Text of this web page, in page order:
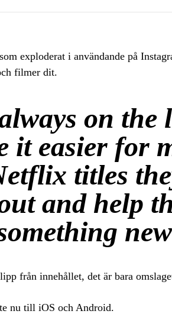
exploderat i användande på
filmer dit.
on
it easier for
titles
and help
från innehållet, det är bara
nu till iOS och Android.